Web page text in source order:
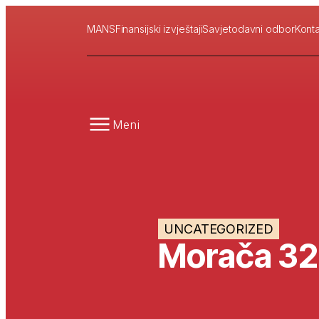
MANSFinansijski izvještajiSavjetodavni odbor
Meni
UNCATEGORIZED
Morača 32